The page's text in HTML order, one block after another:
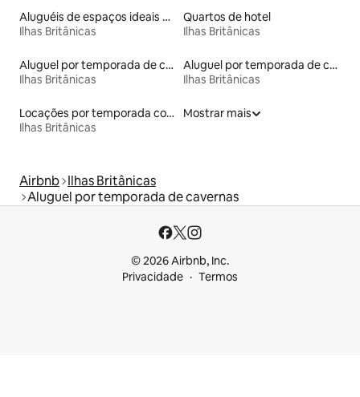
Aluguéis de espaços ideais para famílias
Ilhas Britânicas
Quartos de hotel
Ilhas Britânicas
Aluguel por temporada de contêineres
Ilhas Britânicas
Aluguel por temporada de casas-barco
Ilhas Britânicas
Locações por temporada com piscina
Ilhas Britânicas
Mostrar mais
Airbnb Ilhas Britânicas
Aluguel por temporada de cavernas
© 2026 Airbnb, Inc.
Privacidade
Termos